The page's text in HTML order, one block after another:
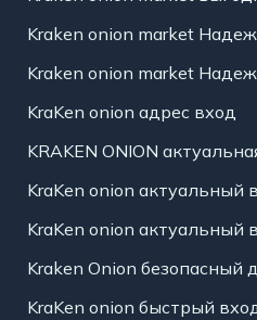
Kraken onion market
Kraken onion market
KraKen onion адрес вход
KRAKEN ONION
KraKen onion актуальный
KraKen onion актуальный
Kraken Onion безопасный
KraKen onion быстрый